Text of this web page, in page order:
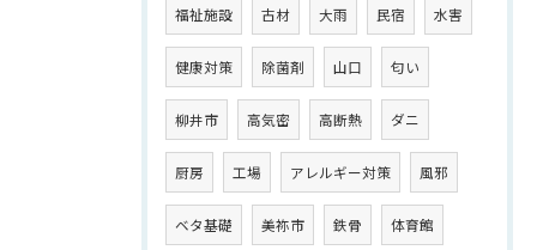
福祉施設 古材 大雨 民宿 水害
健康対策 除菌剤 山口 匂い
柳井市 高気密 高断熱 ダニ
厨房 工場 アレルギー対策 風邪
ベタ基礎 美祢市 鉄骨 体育館